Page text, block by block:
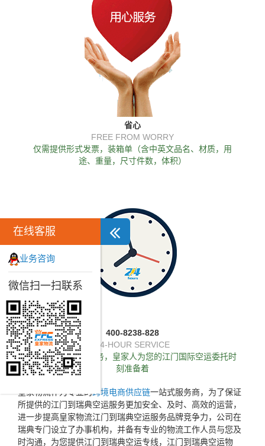
省心
FREE FROM WORRY
仅需提供形式发票，装箱单（含中英文品名、材质，用
途、重量，尺寸件数，体积）
400-8238-828
24-HOUR SERVICE
独家推出24小时服务，皇家人为您的江门国际空运委托时
刻准备着
皇家物流作为专业的跨境电商供应链一站式服务商，为了保证
所提供的江门到瑞典空运服务更加安全、及时、高效的运营，
进一步提高皇家物流江门到瑞典空运服务品牌竞争力，公司在
瑞典专门设立了办事机构，并备有专业的物流工作人员与您及
时沟通，为您提供江门到瑞典空运专线，江门到瑞典空运物
在线客服
业务咨询
微信扫一扫联系